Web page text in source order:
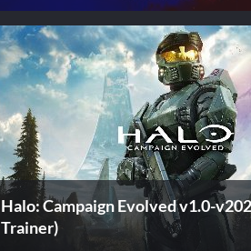
Halo: Campaign Evolved v1.0-
Trainer)